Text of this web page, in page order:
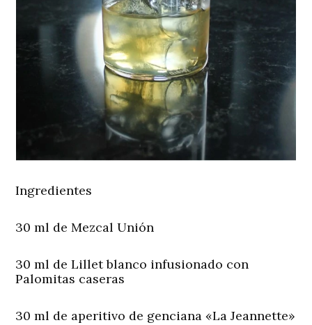
Ingredientes
30 ml de Mezcal Unión
30 ml de Lillet blanco infusionado con
Palomitas caseras
30 ml de aperitivo de genciana «La Jeannette»